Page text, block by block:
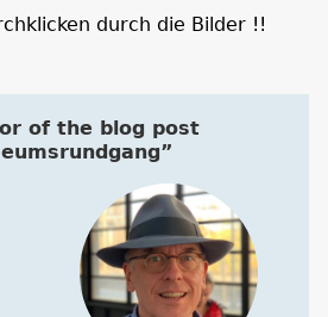
durch die Bilder !!
of the blog post